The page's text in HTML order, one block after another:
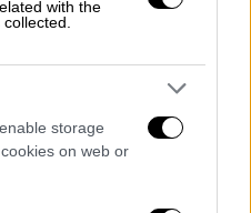
with the
storage
on web or
στην
σύστημα».
ένα αποτυχημένο
τους πολίτες του.
που